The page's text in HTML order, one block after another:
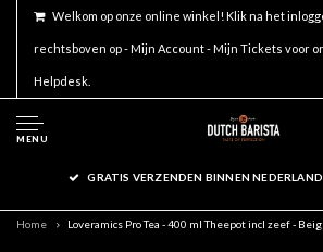
Welkom op onze online winkel! Klik na het
rechtsboven op - Mijn Account - Mijn Tickets voor
Helpdesk.
MENU
GRATIS VERZENDEN BINNEN
Home Loveramics Pro Tea - 400 ml Theepot incl zeef -